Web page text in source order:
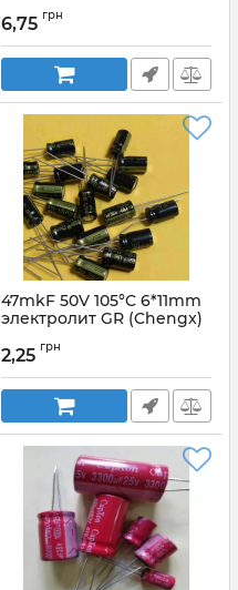
Артикул:
6,75 грн
47mkF 50V 105°C 6*11mm
электролит GR (Chengx)
2,25 грн